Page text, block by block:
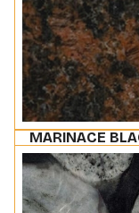
MARINACE